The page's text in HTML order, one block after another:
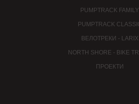
PUMPTRACK FAMILY
PUMPTRACK
ВЕЛОТРЕКИ - LARIX
NORTH SHORE - BIKE
ПРОЕКТИ